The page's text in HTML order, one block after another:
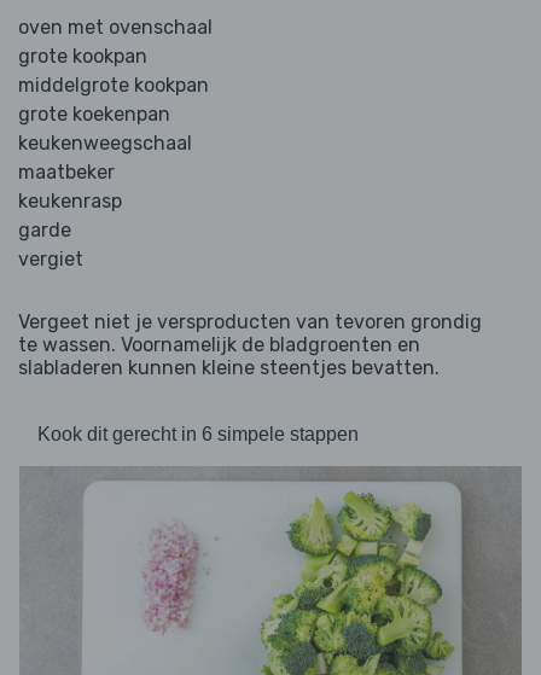
oven met ovenschaal
grote kookpan
middelgrote kookpan
grote koekenpan
keukenweegschaal
maatbeker
keukenrasp
garde
vergiet
Vergeet niet je versproducten van tevoren grondig
te wassen. Voornamelijk de bladgroenten en
slabladeren kunnen kleine steentjes bevatten.
Kook dit gerecht in 6 simpele stappen